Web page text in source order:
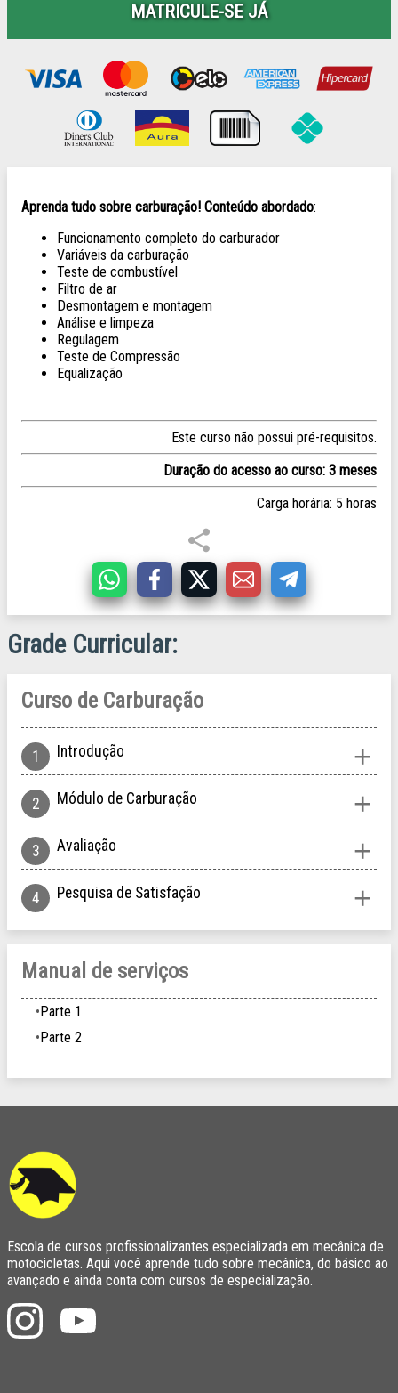
Aprenda tudo sobre carburação! Conteúdo abordado:
Funcionamento completo do carburador
Variáveis da carburação
Teste de combustível
Filtro de ar
Desmontagem e montagem
Análise e limpeza
Regulagem
Teste de Compressão
Equalização
Este curso não possui pré-requisitos.
Duração do acesso ao curso: 3 meses
Carga horária: 5 horas
Grade Curricular
Curso de Carburação
Introdução
Módulo de Carburação
Avaliação
Pesquisa de Satisfação
Manual de serviços
Parte 1
Parte 2
MATRICULE-SE JÁ
Escola de cursos profissionalizantes especializada em mecânica de
motocicletas. Aqui você aprende tudo sobre mecânica, do básico ao
avançado e ainda conta com cursos de especialização.